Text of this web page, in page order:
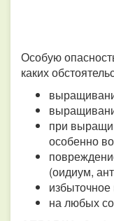
Особую
каких
при
особенно
(оидиум,
на любых